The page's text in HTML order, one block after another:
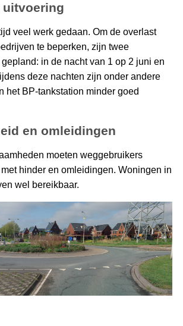
uitvoering
veel werk gedaan. Om de overlast
te beperken, zijn twee
in de nacht van 1 op 2 juni en
deze nachten zijn onder andere
het BP-tankstation minder goed
en omleidingen
moeten weggebruikers
hinder en omleidingen. Woningen in
wel bereikbaar.